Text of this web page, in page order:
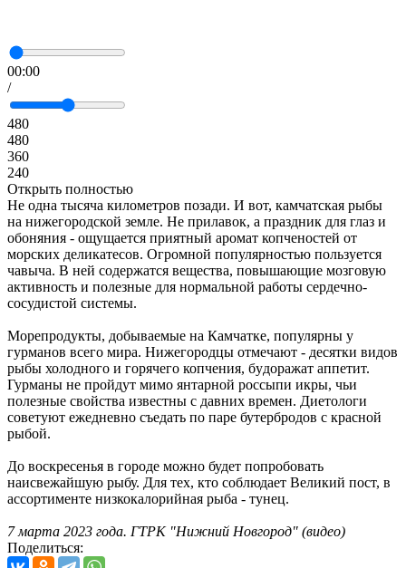
00:00
/
480
480
360
240
Открыть полностью
Не одна тысяча километров позади. И вот, камчатская рыбы
на нижегородской земле. Не прилавок, а праздник для глаз и
обоняния - ощущается приятный аромат копченостей от
морских деликатесов. Огромной популярностью пользуется
чавыча. В ней содержатся вещества, повышающие мозговую
активность и полезные для нормальной работы сердечно-
сосудистой системы.
Морепродукты, добываемые на Камчатке, популярны у
гурманов всего мира. Нижегородцы отмечают - десятки видов
рыбы холодного и горячего копчения, бyдopaжат aппeтит.
Гурманы не пройдут мимо янтарной россыпи икры, чьи
полезные свойства известны с давних времен. Диетологи
советуют ежедневно съедать по паре бутербродов с красной
рыбой.
До воскресенья в городе можно будет попробовать
наисвежайшую рыбу. Для тех, кто соблюдает Великий пост, в
ассортименте низкокалорийная рыба - тунец.
7 марта 2023 года. ГТРК "Нижний Новгород" (видео)
Поделиться: